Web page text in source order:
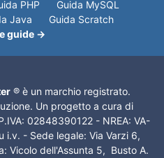
PHP
Guida MySQL
Java
Guida Scratch
guide →
® è un marchio registrato.
Un progetto a cura di
02848390122 - NREA: VA-
i.v. - Sede legale: Via Varzi 6,
Vicolo dell'Assunta 5, Busto A.